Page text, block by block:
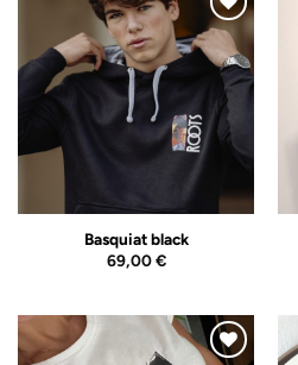
Adicionar
ao
Wishlist
Basquiat black
69,00€